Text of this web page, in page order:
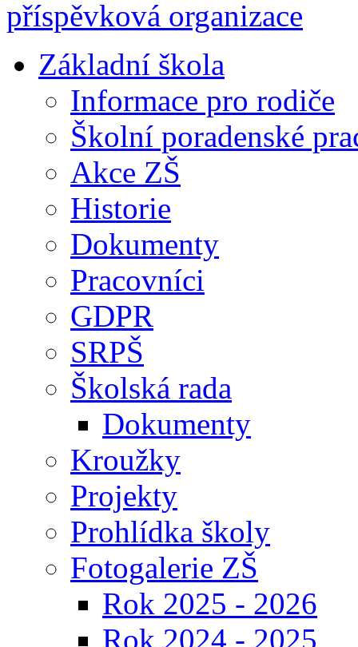
Základní škola
Informace pro rodiče
Školní poradenské
Akce ZŠ
Historie
Dokumenty
Pracovníci
GDPR
SRPŠ
Školská rada
Dokumenty
Kroužky
Projekty
Prohlídka školy
Fotogalerie ZŠ
Rok 2025 - 2026
Rok 2024 - 2025